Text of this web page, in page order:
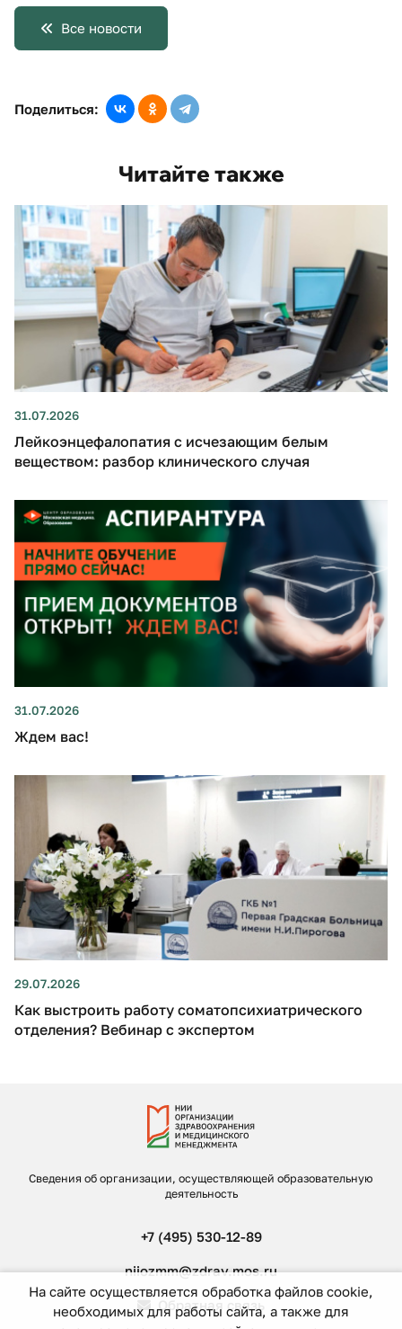
Все новости
Поделиться:
Читайте также
31.07.2026
Лейкоэнцефалопатия с исчезающим белым
веществом: разбор клинического случая
31.07.2026
Ждем вас!
29.07.2026
Как выстроить работу соматопсихиатрического
отделения? Вебинар с экспертом
Сведения об организации, осуществляющей образовательную
деятельность
+7 (495) 530-12-89
niiozmm@zdrav.mos.ru
Обратная связь
На сайте осуществляется обработка файлов cookie,
необходимых для работы сайта, а также для